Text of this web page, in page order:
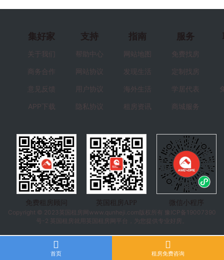
集好家
关于我们
商务合作
意见反馈
APP下载
支持
帮助中心
网站协议
用户协议
隐私协议
指南
网站地图
发现生活
海外生活
租房资讯
服务
免费找房
定制找房
学居代表
商城服务
免费租房顾问 英国租房APP
微信小程序
Copyright © 2023 英国租房 网www.qunheji.com版权所有
豫ICP备19007390
号-2 英国租房就用英国租房网平台，为您提供专业好房。
首页 租房免费咨询